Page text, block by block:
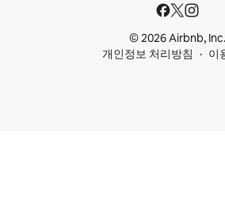
© 2026 Airbnb, Inc.
개인정보 처리방침
이